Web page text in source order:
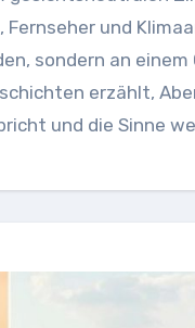
Fernseher und
sondern an einem
erzählt,
und die Sinne